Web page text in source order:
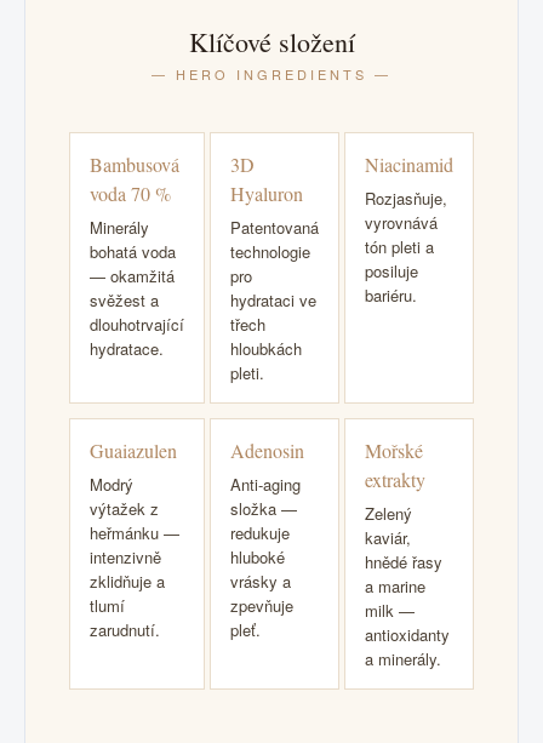
Klíčové složení
— HERO INGREDIENTS —
Bambusová
voda 70 %
Minerály
bohatá voda
— okamžitá
svěžest a
dlouhotrvající
hydratace.
3D
Hyaluron
Patentovaná
technologie
pro
hydrataci ve
třech
hloubkách
pleti.
Niacinamid
Rozjasňuje,
vyrovnává
tón pleti a
posiluje
bariéru.
Guaiazulen
Modrý
výtažek z
heřmánku —
intenzivně
zklidňuje a
tlumí
zarudnutí.
Adenosin
Anti-aging
složka —
redukuje
hluboké
vrásky a
zpevňuje
pleť.
Mořské
extrakty
Zelený
kaviár,
hnědé řasy
a marine
milk —
antioxidanty
a minerály.